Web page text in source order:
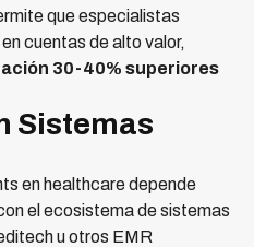
que especialistas
cuentas de alto valor,
30-40% superiores
Sistemas
en healthcare depende
el ecosistema de sistemas
u otros EMR